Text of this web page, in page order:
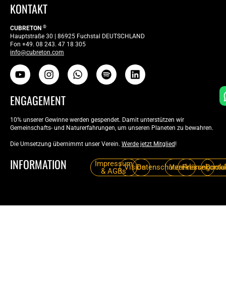
KONTAKT
CUBRETON ®
Hauptstraße 30 | 86925 Fuchstal DEUTSCHLAND
Fon +49. 08 243. 47 18 305
info@cubreton.com
ENGAGEMENT
10% unserer Gewinne werden gespendet. Damit unterstützen wir
Gemeinschafts- und Naturerfahrungen, um unseren Planeten zu bewahren.
Die Umsetzung übernimmt unser Verein. Werde jetzt Mitglied !
INFORMATION
Impressum
& AGBsVisionDatenschutzerklärung
Verein
Email or Username
Password
Passwort vergessen